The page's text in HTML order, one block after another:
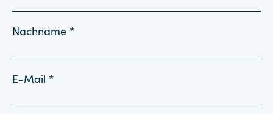
Nachname *
E-Mail *